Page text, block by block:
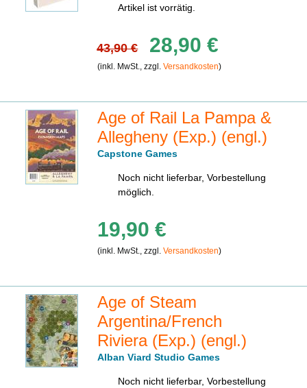
Artikel ist vorrätig.
43,90 € 28,90 €
(inkl. MwSt., zzgl.Versandkosten)
Age of Rail La Pampa &
Allegheny (Exp.) (engl.)
Capstone Games
Noch nicht lieferbar, Vorbestellung
möglich.
19,90 €
(inkl. MwSt., zzgl.Versandkosten)
Age of Steam
Argentina/French
Riviera (Exp.) (engl.)
Alban Viard Studio Games
Noch nicht lieferbar, Vorbestellung